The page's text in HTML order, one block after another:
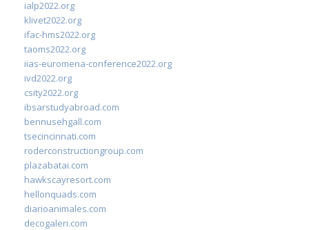
ialp2022.org
klivet2022.org
ifac-hms2022.org
taoms2022.org
iias-euromena-conference2022.org
ivd2022.org
csity2022.org
ibsarstudyabroad.com
bennusehgall.com
tsecincinnati.com
roderconstructiongroup.com
plazabatai.com
hawkscayresort.com
hellonquads.com
diarioanimales.com
decogaleri.com